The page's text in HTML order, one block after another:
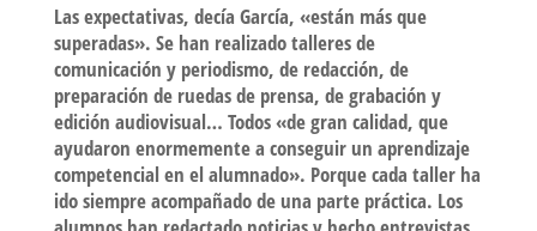
Las expectativas, decía García, «están más que
superadas». Se han realizado talleres de
comunicación y periodismo, de redacción, de
preparación de ruedas de prensa, de grabación y
edición audiovisual… Todos «de gran calidad, que
ayudaron enormemente a conseguir un aprendizaje
competencial en el alumnado». Porque cada taller ha
ido siempre acompañado de una parte práctica. Los